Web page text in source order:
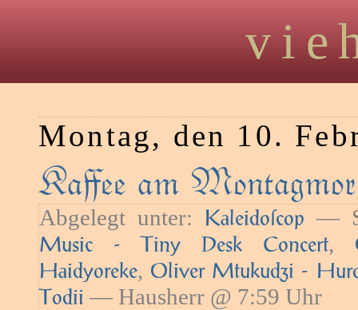
Montag, den 10.
Kaﬀee am
Abgelegt unter: Kaleidoſcop —
Music - Tiny Desk Concert,
Haidyoreke, Oliver Mtukudzi -
Todii — Hausherr @ 7:59 Uhr